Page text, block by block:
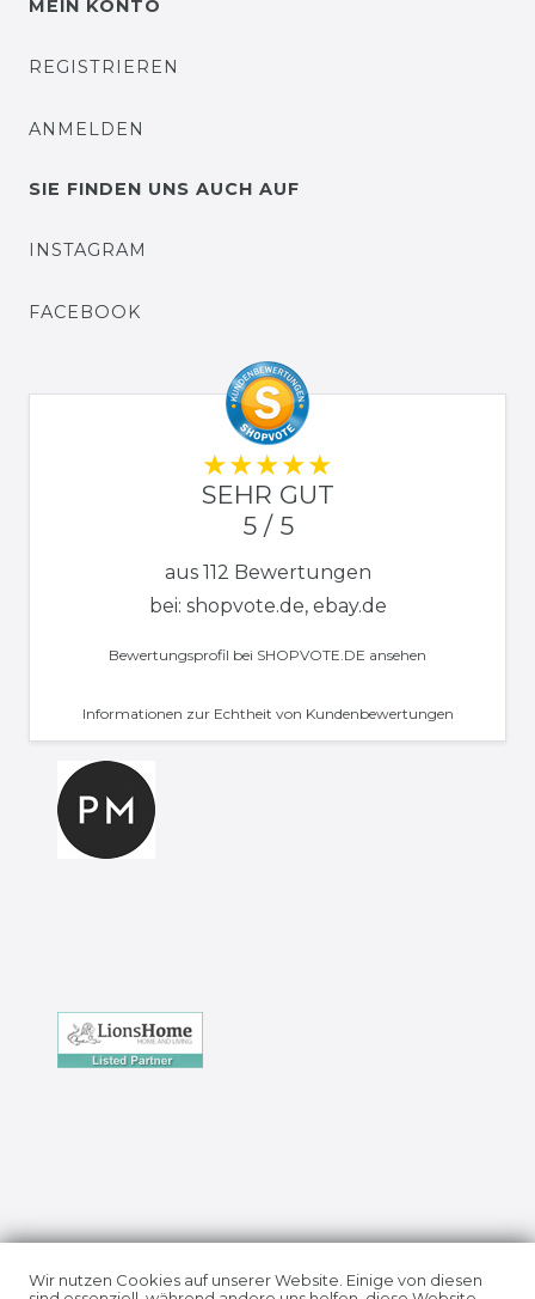
MEIN KONTO
REGISTRIEREN
ANMELDEN
SIE FINDEN UNS AUCH AUF
INSTAGRAM
FACEBOOK
SEHR GUT
5 / 5
aus 112 Bewertungen
bei: shopvote.de, ebay.de
Bewertungsprofil bei SHOPVOTE.DE ansehen
Informationen zur Echtheit von Kundenbewertungen
Impressum Daten­schutz­erklärung
Wir nutzen Cookies auf unserer Website. Einige von diesen